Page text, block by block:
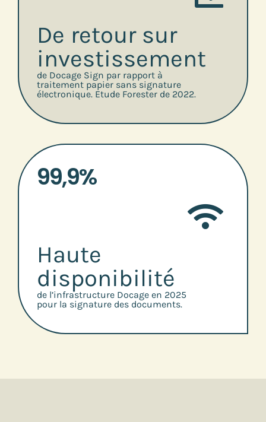
De retour sur
investissement
de Docage Sign par rapport à
traitement papier sans signature
électronique. Etude Forester de 2022.
99,9%
Haute
disponibilité
de l’infrastructure Docage en 2025
pour la signature des documents.